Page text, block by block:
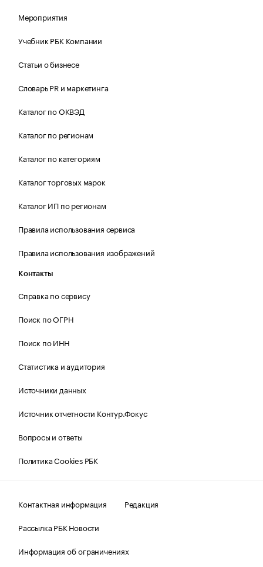
Мероприятия
Учебник РБК Компании
Статьи о бизнесе
Словарь PR и маркетинга
Каталог по ОКВЭД
Каталог по регионам
Каталог по категориям
Каталог торговых марок
Каталог ИП по регионам
Правила использования сервиса
Правила использования изображений
Контакты
Справка по сервису
Поиск по ОГРН
Поиск по ИНН
Статистика и аудитория
Источники данных
Источник отчетности Контур.Фокус
Вопросы и ответы
Политика Cookies РБК
Контактная информация
Редакция
Рассылка РБК Новости
Информация об ограничениях